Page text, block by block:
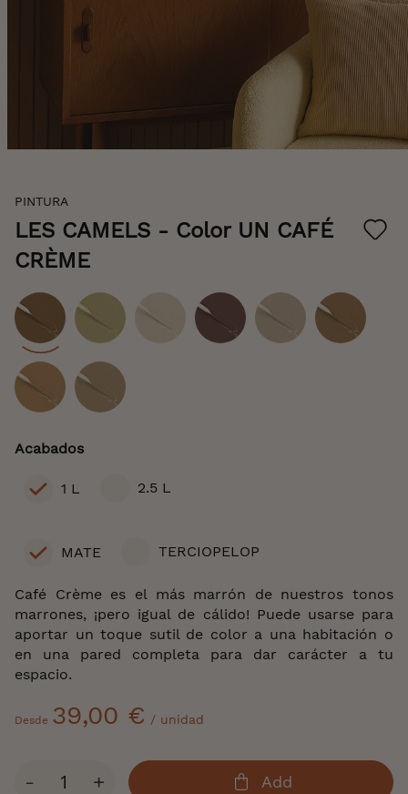
PINTURA
LES CAMELS - Color UN CAFÉ
CRÈME
Color
Acabados
1 L 2.5 L
MATE TERCIOPELOP
Café Crème es el más marrón de nuestros tonos
marrones, ¡pero igual de cálido! Puede usarse para
aportar un toque sutil de color a una habitación o
en una pared completa para dar carácter a tu
espacio.
Desde 39,00 € / unidad
Cantidad
- + Add
the
beginning
the
images
gallery